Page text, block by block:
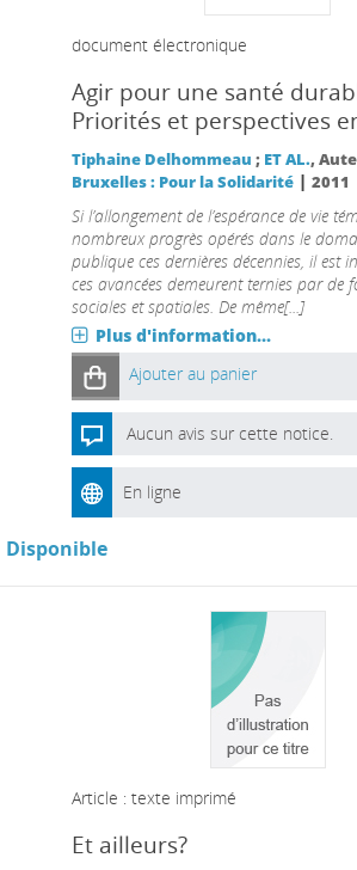
document électronique
Agir pour une santé
Priorités et perspectives
Tiphaine Delhommeau ; ET AL.,
Bruxelles : Pour la Solidarité| 2011
Si l’allongement de l’espérance de vie
nombreux progrès opérés dans le
publique ces dernières décennies, il est
ces avancées demeurent ternies par de
sociales et spatiales. De même[...]
Plus d'information...
Ajouter au panier
Aucun avis sur cette notice.
En ligne
Disponible
Article : texte imprimé
Et ailleurs?